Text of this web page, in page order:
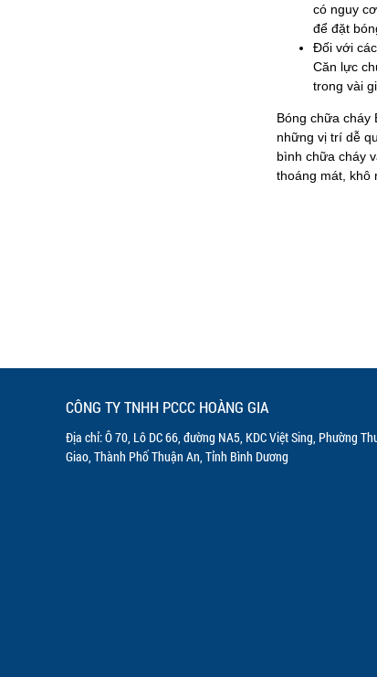
có nguy
để đặt
Đối với
Căn lực
trong vài
Bóng chữa cháy
những vị trí dễ
bình chữa cháy
thoáng mát, khô
CÔNG TY TNHH PCCC HOÀNG GIA
Địa chỉ: Ô 70, Lô DC 66, đường NA5, KDC Việt Sing, Phường
Giao, Thành Phố Thuận An, Tỉnh Bình Dương